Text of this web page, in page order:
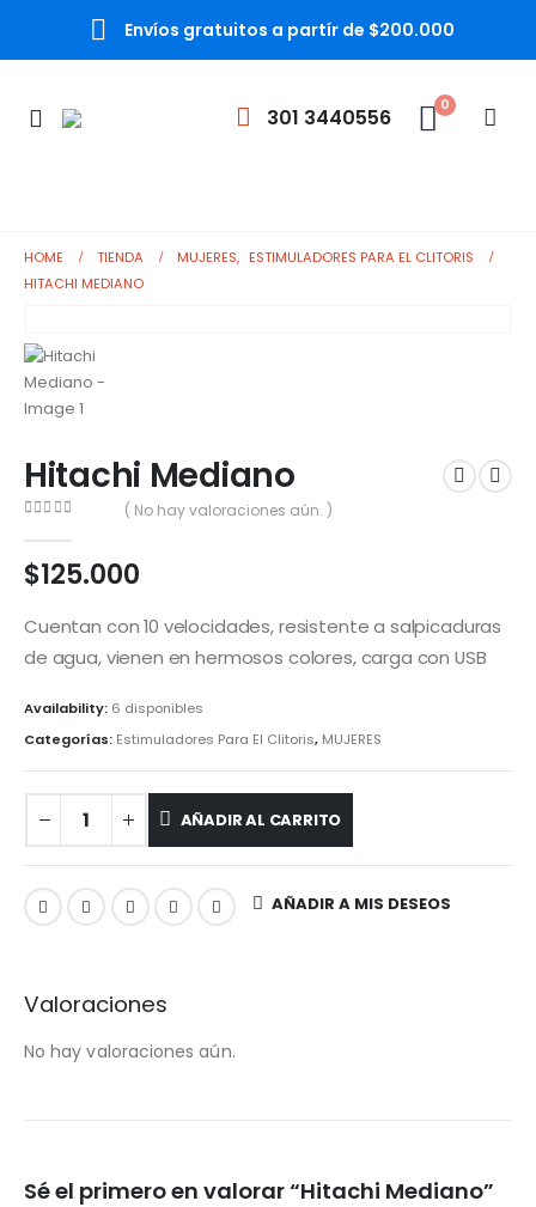
Envíos gratuitos a partír de $200.000
301 3440556
0
HOME TIENDA MUJERES, ESTIMULADORES PARA EL CLITORIS
HITACHI MEDIANO
Hitachi Mediano
( No hay valoraciones aún. )
$125.000
Cuentan con 10 velocidades, resistente a salpicaduras
de agua, vienen en hermosos colores, carga con USB
Availability: 6 disponibles
Categorías: Estimuladores Para El Clitoris, MUJERES
AÑADIR AL CARRITO
AÑADIR A MIS DESEOS
Valoraciones
No hay valoraciones aún.
Sé el primero en valorar “Hitachi Mediano”